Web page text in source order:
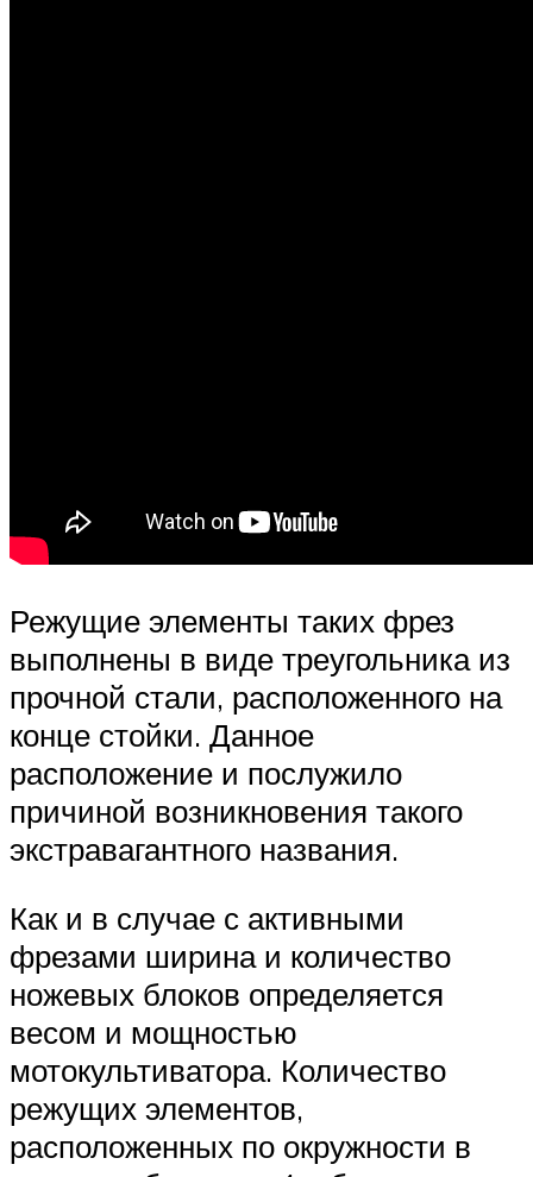
Режущие элементы таких фрез
выполнены в виде треугольника из
прочной стали, расположенного на
конце стойки. Данное
расположение и послужило
причиной возникновения такого
экстравагантного названия.
Как и в случае с активными
фрезами ширина и количество
ножевых блоков определяется
весом и мощностью
мотокультиватора. Количество
режущих элементов,
расположенных по окружности в